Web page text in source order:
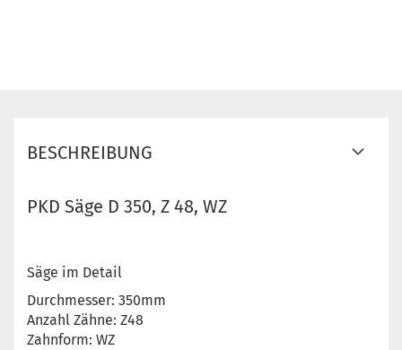
BESCHREIBUNG
PKD Säge D 350, Z 48, WZ
Säge im Detail
Durchmesser: 350mm
Anzahl Zähne: Z48
Zahnform: WZ